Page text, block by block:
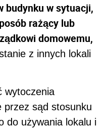
budynku w sytuacji,
rażący lub
domowemu,
z innych lokali
wytoczenia
przez sąd stosunku
do używania lokalu i